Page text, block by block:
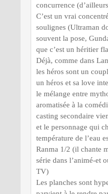
concurrence
C’est un vrai
soulignes (Ultraman
souvent la pose,
que c’est un héritier
Déjà, comme dans
les héros sont un
un héros et sa love
le mélange entre
aromatisée à la
casting secondaire
et le personnage qui
température de l’eau
Ranma 1/2 (il chante
série dans l’animé-et
TV)
Les planches sont